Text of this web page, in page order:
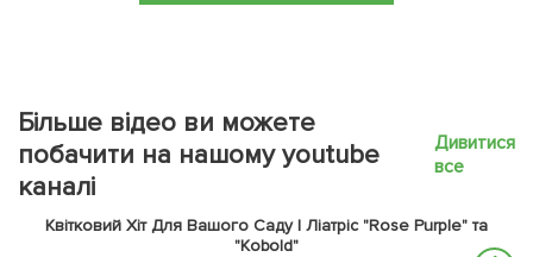
Більше відео ви можете
побачити на нашому youtube
каналі
Дивитися
все
Квітковий Хіт Для Вашого Саду | Ліатріс "Rose Purple" та
"Kobold"